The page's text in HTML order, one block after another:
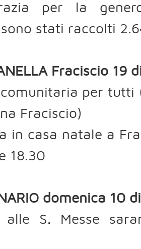
per la
stati raccolti
Fraciscio 19
per tutti
Fraciscio)
in casa natale a
18.30
domenica 10
S. Messe